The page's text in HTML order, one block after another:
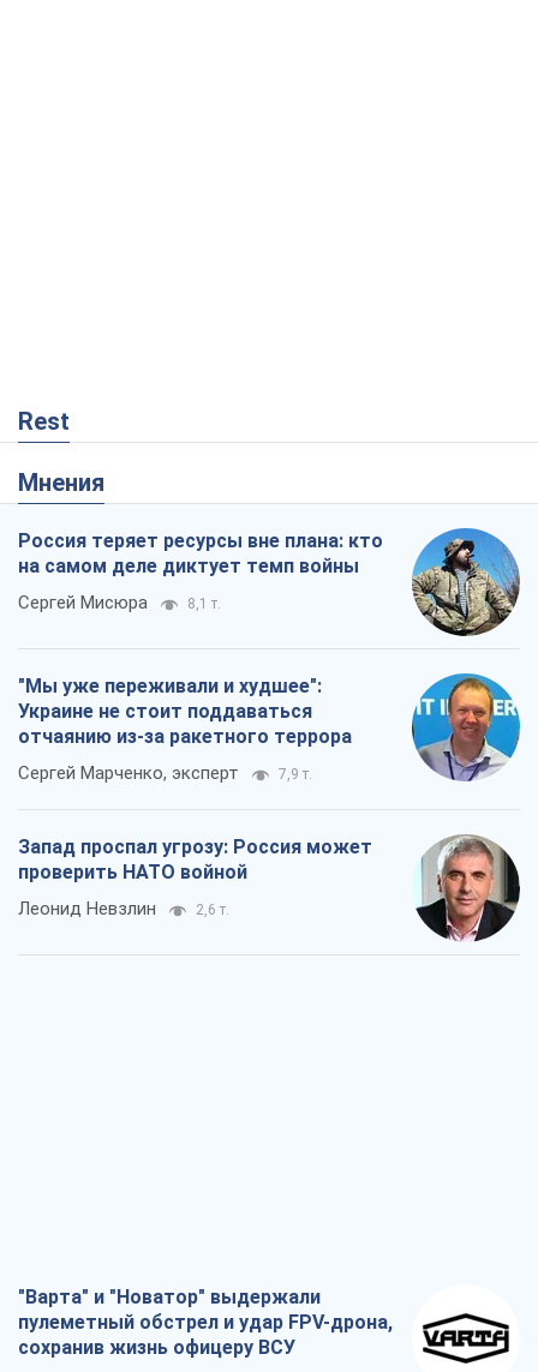
Rest
Мнения
Россия теряет ресурсы вне плана: кто
на самом деле диктует темп войны
Сергей Мисюра 8,1 т.
"Мы уже переживали и худшее":
Украине не стоит поддаваться
отчаянию из-за ракетного террора
Сергей Марченко, эксперт 7,9 т.
Запад проспал угрозу: Россия может
проверить НАТО войной
Леонид Невзлин 2,6 т.
"Варта" и "Новатор" выдержали
пулеметный обстрел и удар FPV-дрона,
сохранив жизнь офицеру ВСУ